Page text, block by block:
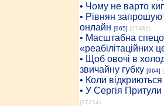
• Чому не варто
• Рівнян
онлайн [965] (27481)
• Масштабна
«реабілітаційних
• Щоб овочі в
звичайну губку [964]
• Коли відкриються
• У Сергія Притули
(27214)